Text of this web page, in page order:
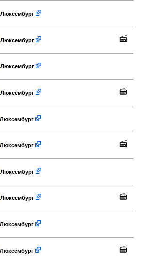
Люксембург
Люксембург
Люксембург
Люксембург
Люксембург
Люксембург
Люксембург
Люксембург
Люксембург
Люксембург